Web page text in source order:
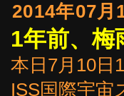
2014年07月
1年前、梅
本日7月10日
ISS国際宇宙